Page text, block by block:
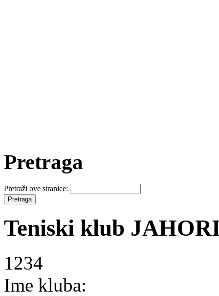
Pretraga
Pretraži ove stranice:
Teniski klub
1234
Ime kluba: